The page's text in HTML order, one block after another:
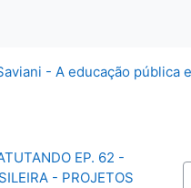
- A educação
EP. 62 -
- PROJETOS
Seguir